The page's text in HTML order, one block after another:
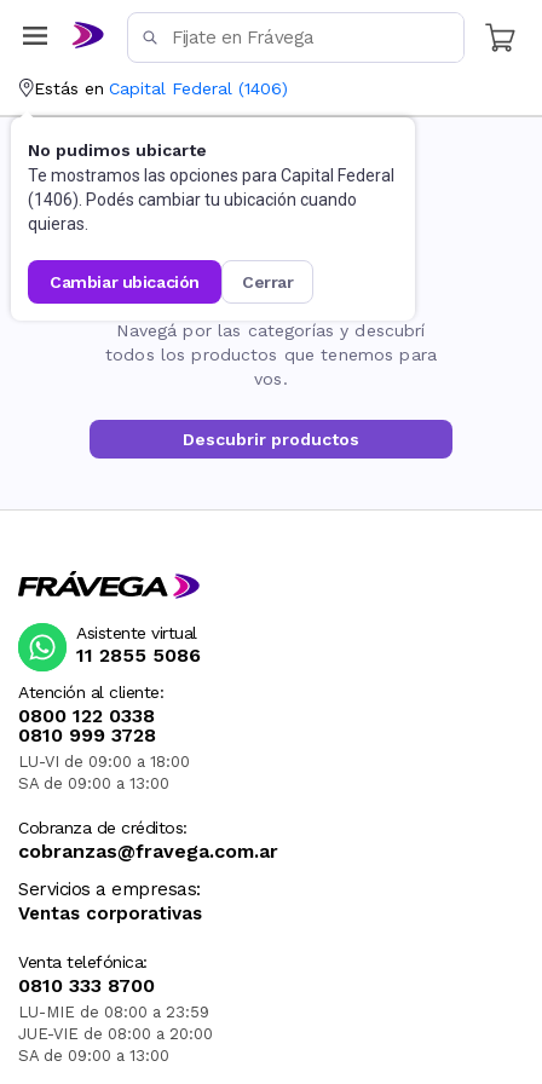
Estás en Capital Federal (1406)
No pudimos ubicarte
Te mostramos las opciones para Capital Federal
(1406). Podés cambiar tu ubicación cuando
quieras.
cambiar ubicación cerrar
La página no existe
Navegá por las categorías y descubrí
todos los productos que tenemos para
vos.
Descubrir productos
Atención al cliente:
0800 122 0338
0810 999 3728
LU-VI de 09:00 a 18:00
SA de 09:00 a 13:00
Cobranza de créditos:
cobranzas@fravega.com.ar
Servicios a empresas:
Ventas corporativas
Venta telefónica:
0810 333 8700
LU-MIE de 08:00 a 23:59
JUE-VIE de 08:00 a 20:00
SA de 09:00 a 13:00
Asistente virtual
11 2855 5086